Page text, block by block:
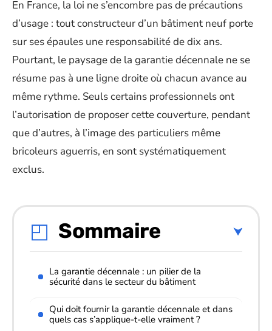
En France, la loi ne s’encombre pas de précautions
d’usage : tout constructeur d’un bâtiment neuf porte
sur ses épaules une responsabilité de dix ans.
Pourtant, le paysage de la garantie décennale ne se
résume pas à une ligne droite où chacun avance au
même rythme. Seuls certains professionnels ont
l’autorisation de proposer cette couverture, pendant
que d’autres, à l’image des particuliers même
bricoleurs aguerris, en sont systématiquement
exclus.
Sommaire
La garantie décennale : un pilier de la
sécurité dans le secteur du bâtiment
Qui doit fournir la garantie décennale et dans
quels cas s’applique-t-elle vraiment ?